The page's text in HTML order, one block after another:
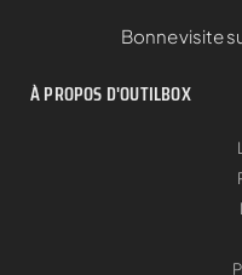
Bonne visite
À PROPOS D'OUTILBOX